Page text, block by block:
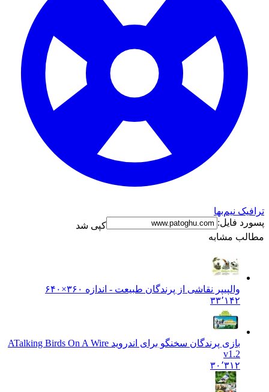
نیم‌بها
فایل:
کپی شد
مشابه
والپیپر نقاشی از پرندگان طبیعت - اندازه ۳۶۰×۶۴۰
۳۳٬۱۴۲
بازی پرندگان سخنگو برای اندروید ATalking Birds On A Wire
v1.2
۳۰٬۳۱۲